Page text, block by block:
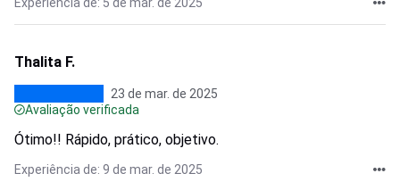
Thalita F.
23 de mar. de 2025
Avaliação verificada
Ótimo!! Rápido, prático, objetivo.
Experiência de: 9 de mar. de 2025